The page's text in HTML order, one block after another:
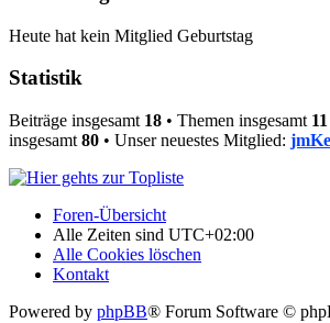
Heute hat kein Mitglied Geburtstag
Statistik
Beiträge insgesamt 18 • Themen insgesamt 11
insgesamt 80 • Unser neuestes Mitglied:
Foren-Übersicht
Alle Zeiten sind UTC+02:00
Alle Cookies löschen
Kontakt
Powered by phpBB® Forum Software ©